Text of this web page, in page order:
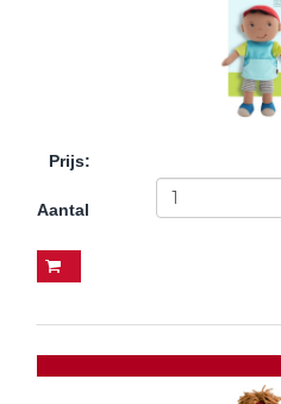
Prijs:
Aantal